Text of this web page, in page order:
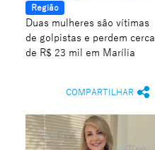
Região
Duas mulheres são vítimas
de golpistas e perdem cerca
de R$ 23 mil em Marília
COMPARTILHAR